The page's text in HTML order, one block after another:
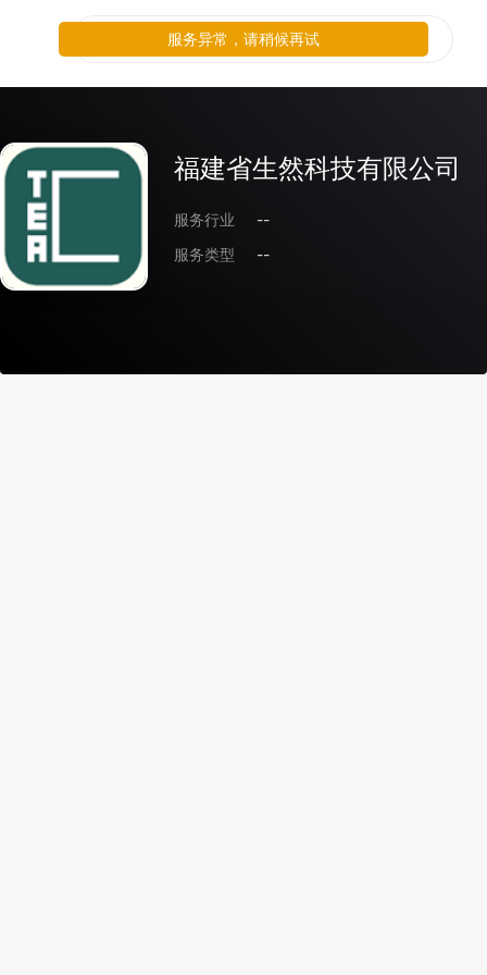
福建省生然科技有限公司
服务行业
--
服务类型
--
服务异常，请稍候再试